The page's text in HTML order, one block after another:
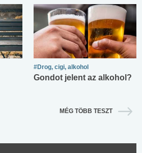
#Drog, cigi, alkohol
Gondot jelent az alkohol?
MÉG TÖBB TESZT